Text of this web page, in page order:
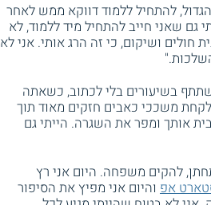
להתחיל ללמוד דווקא ממש לאחר
גם שאני חייב להתחיל מיד ללמוד, לא
ושיקום, כי זה הרג אותי. אני לא
בשיעורים בלי לכתוב, כשאתה
משככי כאבים חזקים מאוד תוך
אותך ומפר את השגרה. הייתי גם
להקים משפחה. היום אני רץ
אפ והיום אני מפיץ את הסיפור